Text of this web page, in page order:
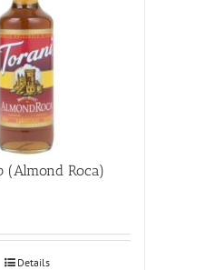
(Almond Roca)
Details